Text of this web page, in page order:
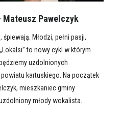
Mateusz Pawelczyk
śpiewają. Młodzi, pełni pasji,
to nowy cykl w którym
uzdolnionych
kartuskiego. Na początek
mieszkaniec gminy
młody wokalista.